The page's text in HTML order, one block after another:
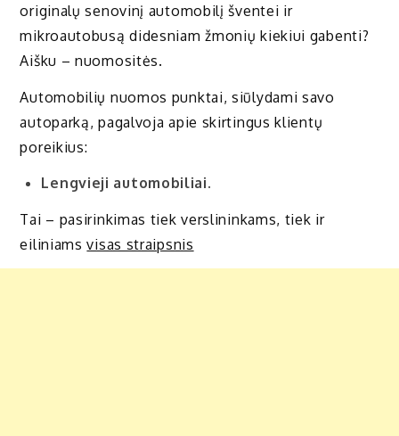
originalų senovinį automobilį šventei ir
mikroautobusą didesniam žmonių kiekiui gabenti?
Aišku – nuomositės.
Automobilių nuomos punktai, siūlydami savo
autoparką, pagalvoja apie skirtingus klientų
poreikius:
Lengvieji automobiliai.
Tai – pasirinkimas tiek verslininkams, tiek ir
eiliniamsvisas straipsnis